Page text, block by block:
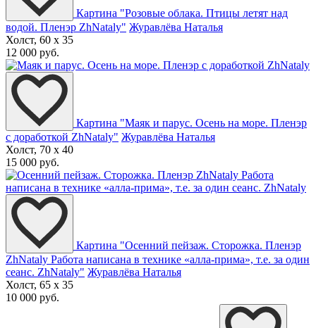
Картина "Розовые облака. Птицы летят над
водой. Пленэр ZhNataly" Журавлёва Наталья
Холст, 60 x 35
12 000 руб.
Картина "Маяк и парус. Осень на море. Пленэр
с доработкой ZhNataly" Журавлёва Наталья
Холст, 70 x 40
15 000 руб.
Картина "Осенний пейзаж. Сторожка. Пленэр
ZhNataly Работа написана в технике «алла-прима», т.е. за один
сеанс. ZhNataly" Журавлёва Наталья
Холст, 65 x 35
10 000 руб.